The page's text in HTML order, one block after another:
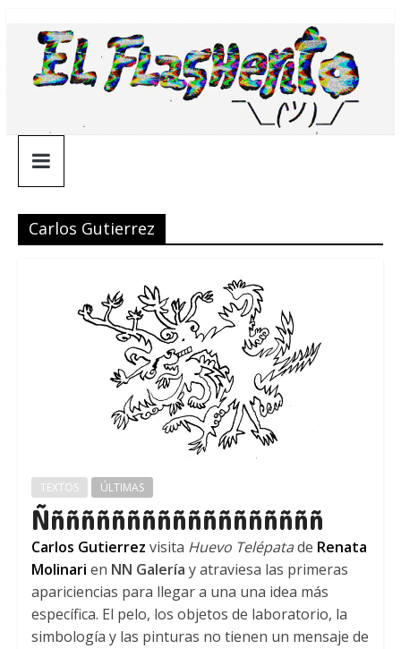
contenido
¯\_(ツ)_/
¯
Carlos Gutierrez
TEXTOS ÚLTIMAS
Ñññññññññññññññññññ
Carlos Gutierrez visita Huevo Telépatade Renata
Molinari en NN Galería y atraviesa las primeras
apariciencias para llegar a una una idea más
específica. El pelo, los objetos de laboratorio, la
simbología y las pinturas no tienen un mensaje de